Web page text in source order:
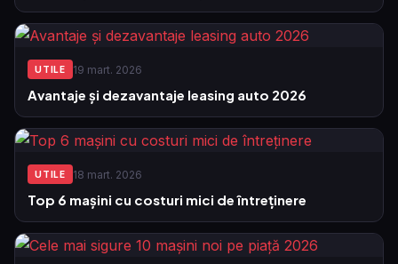
UTILE 19 mart. 2026
Avantaje și dezavantaje leasing auto 2026
UTILE 18 mart. 2026
Top 6 mașini cu costuri mici de întreținere